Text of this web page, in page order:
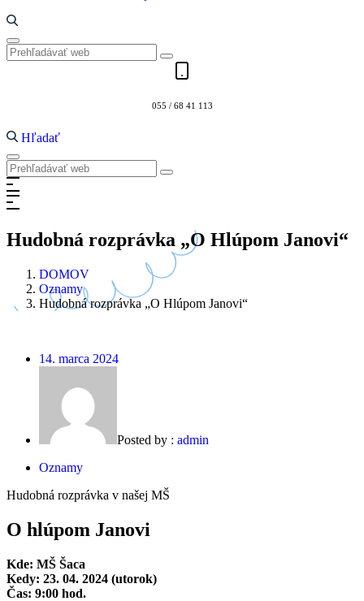
055 / 68 41 113
Hľadať
Hudobná rozprávka „O Hlúpom Janovi“
DOMOV
Oznamy
Hudobná rozprávka „O Hlúpom Janovi“
14. marca 2024
Posted by : admin
Oznamy
Hudobná rozprávka v našej MŠ
O hlúpom Janovi
Kde: MŠ Šaca
Kedy: 23. 04. 2024 (utorok)
Čas: 9:00 hod.